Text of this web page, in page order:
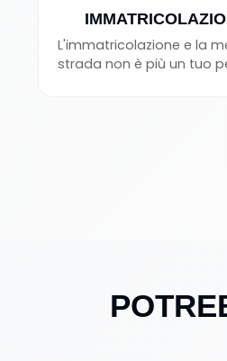
L'immatricolazione e la
strada non è più un tuo